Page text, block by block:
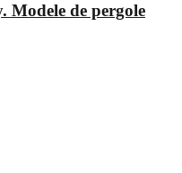
Modele de pergole